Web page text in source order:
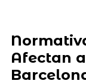
Afectan